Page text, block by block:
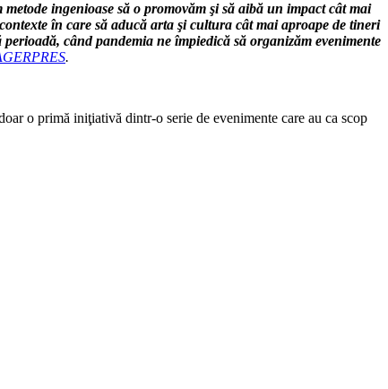
ingenioase să o promovăm şi să aibă un impact cât mai
în care să aducă arta şi cultura cât mai aproape de tineri
când pandemia ne împiedică să organizăm evenimente
.
o primă iniţiativă dintr-o serie de evenimente care au ca scop